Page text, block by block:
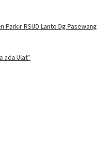
Parkir RSUD Lanto Dg Pasewang
ada Ulat”